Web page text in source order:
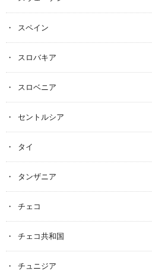
スペイン
スロバキア
スロベニア
セントルシア
タイ
タンザニア
チェコ
チェコ共和国
チュニジア